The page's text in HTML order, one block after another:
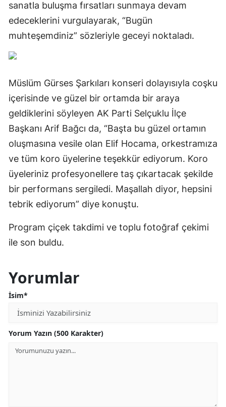
sanatla buluşma fırsatları sunmaya devam
edeceklerini vurgulayarak, “Bugün
muhteşemdiniz” sözleriyle geceyi noktaladı.
Müslüm Gürses Şarkıları konseri dolayısıyla coşku
içerisinde ve güzel bir ortamda bir araya
geldiklerini söyleyen AK Parti Selçuklu İlçe
Başkanı Arif Bağcı da, “Başta bu güzel ortamın
oluşmasına vesile olan Elif Hocama, orkestramıza
ve tüm koro üyelerine teşekkür ediyorum. Koro
üyeleriniz profesyonellere taş çıkartacak şekilde
bir performans sergiledi. Maşallah diyor, hepsini
tebrik ediyorum” diye konuştu.
Program çiçek takdimi ve toplu fotoğraf çekimi
ile son buldu.
Yorumlar
İsim*
Yorum Yazın (500 Karakter)